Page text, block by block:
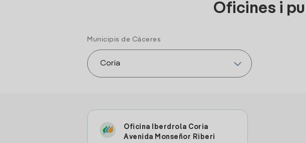
Oficines i
Municipis de Cáceres
Oficina Iberdrola Coria
Avenida Monseñor Riberi